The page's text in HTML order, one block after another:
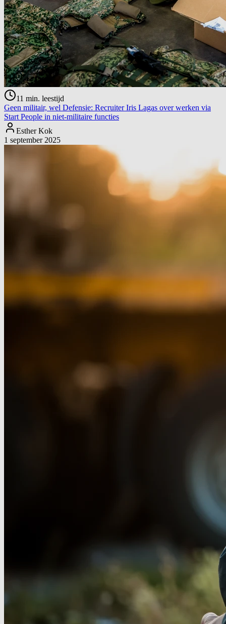
11 min. leestijd
Geen militair, wel Defensie: Recruiter Iris Lagas over werken via
Start People in niet-militaire functies
Esther Kok
1 september 2025